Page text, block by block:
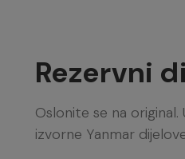
Rezervni
Oslonite se na
izvorne Yanmar